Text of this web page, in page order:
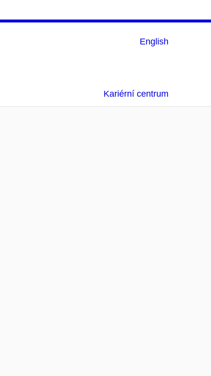
English
Kariérní centrum